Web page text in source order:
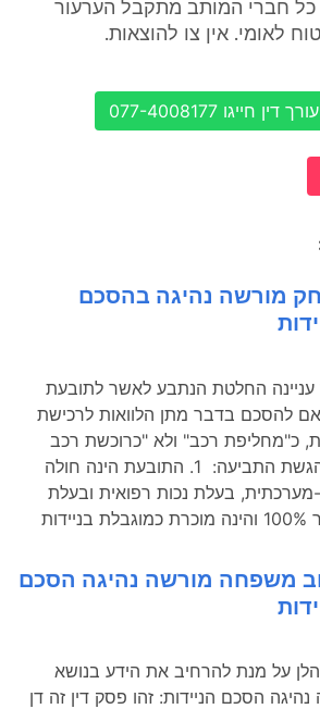
חברי המותב מתקבל הערעור
לאומי. אין צו להוצאות.
077-4008177
מורשה נהיגה בהסכם
החלטת הנתבע לאשר לתובעת
להסכם בדבר מתן הלוואות לרכישת
כ"מחליפת רכב" ולא "כרוכשת רכב
לראשונה". הרקע להגשת התביעה: 1. התובעת הינה חולה
בעלת נכות רפואית ובעלת
משפחה מורשה נהיגה הסכם
על מנת להרחיב את הידע בנושא
קרוב משפחה מורשה נהיגה הסכם הניידות: זהו פסק דין זה דן